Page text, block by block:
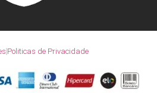
Politicas de Privacidade